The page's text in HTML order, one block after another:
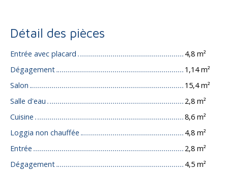
Détail des pièces
Entrée avec placard
4,8 m²
Dégagement
1,14 m²
Salon
15,4 m²
Salle d'eau
2,8 m²
Cuisine
8,6 m²
Loggia non chauffée
4,8 m²
Entrée
2,8 m²
Dégagement
4,5 m²